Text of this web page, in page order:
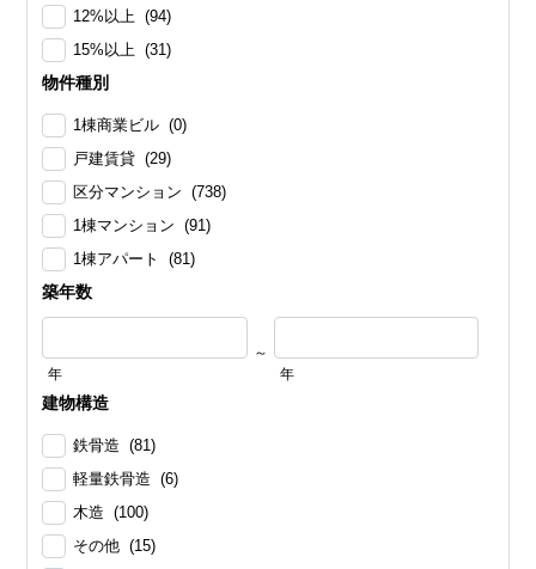
12%以上 (94)
15%以上 (31)
物件種別
1棟商業ビル (0)
戸建賃貸 (29)
区分マンション (738)
1棟マンション (91)
1棟アパート (81)
築年数
年
～
年
建物構造
鉄骨造 (81)
軽量鉄骨造 (6)
木造 (100)
その他 (15)